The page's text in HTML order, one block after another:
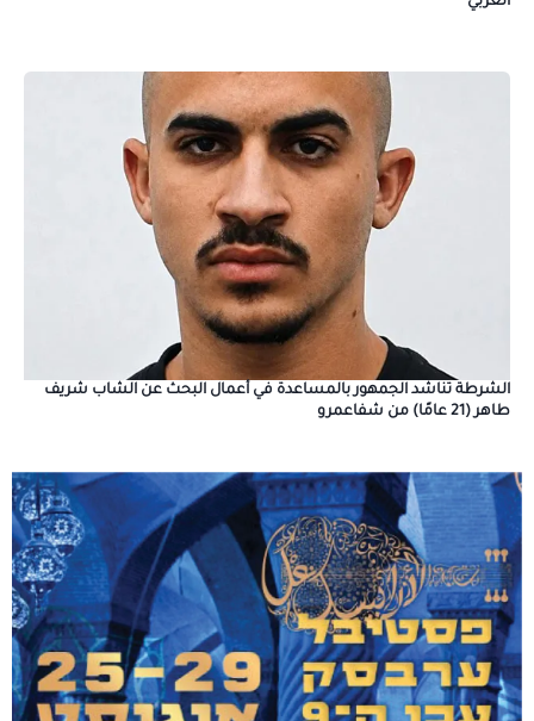
الشرطة تناشد الجمهور بالمساعدة في أعمال البحث عن الشاب شريف
طاهر (21 عامًا) من شفاعمرو